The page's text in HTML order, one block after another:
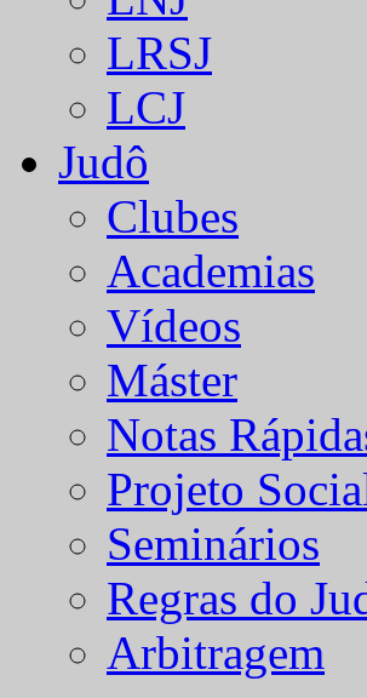
LRSJ
LCJ
Judô
Clubes
Academias
Vídeos
Máster
Notas
Projeto
Seminários
Regras do
Arbitragem